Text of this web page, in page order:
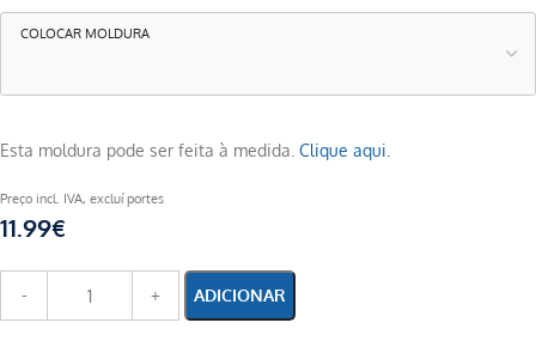
COLOCAR MOLDURA
Esta moldura pode ser feita à medida. Clique aqui.
Preço incl. IVA, excluí portes
11.99€
ADICIONAR